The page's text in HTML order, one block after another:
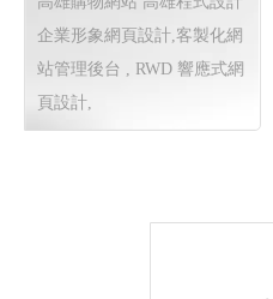
頁設計 Y.107
單車用潤滑 單車用清潔 單
車用美容
雄購物網站 RWD 響應式網頁